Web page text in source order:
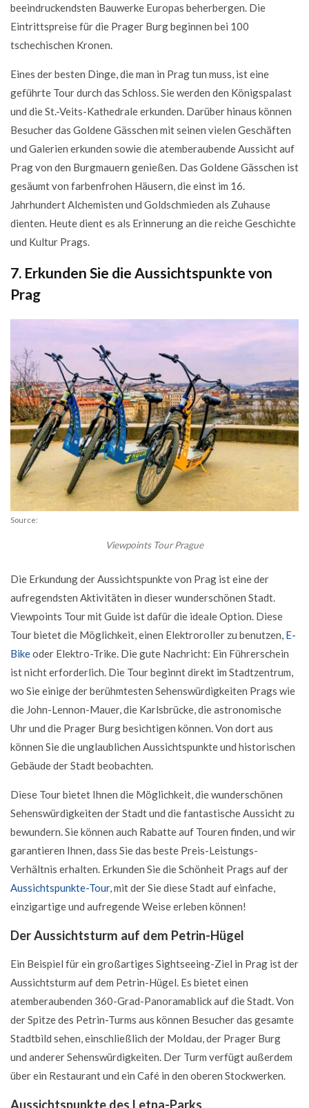
beeindruckendsten Bauwerke Europas beherbergen. Die
Eintrittspreise für die Prager Burg beginnen bei 100
tschechischen Kronen.
Eines der besten Dinge, die man in Prag tun muss, ist eine
geführte Tour durch das Schloss. Sie werden den Königspalast
und die St.-Veits-Kathedrale erkunden. Darüber hinaus können
Besucher das Goldene Gässchen mit seinen vielen Geschäften
und Galerien erkunden sowie die atemberaubende Aussicht auf
Prag von den Burgmauern genießen. Das Goldene Gässchen ist
gesäumt von farbenfrohen Häusern, die einst im 16.
Jahrhundert Alchemisten und Goldschmieden als Zuhause
dienten. Heute dient es als Erinnerung an die reiche Geschichte
und Kultur Prags.
7. Erkunden Sie die Aussichtspunkte von
Prag
Source:
Viewpoints Tour Prague
Die Erkundung der Aussichtspunkte von Prag ist eine der
aufregendsten Aktivitäten in dieser wunderschönen Stadt.
Viewpoints Tour mit Guide ist dafür die ideale Option. Diese
Tour bietet die Möglichkeit, einen Elektroroller zu benutzen, E-
Bikeoder Elektro-Trike. Die gute Nachricht: Ein Führerschein
ist nicht erforderlich. Die Tour beginnt direkt im Stadtzentrum,
wo Sie einige der berühmtesten Sehenswürdigkeiten Prags wie
die John-Lennon-Mauer, die Karlsbrücke, die astronomische
Uhr und die Prager Burg besichtigen können. Von dort aus
können Sie die unglaublichen Aussichtspunkte und historischen
Gebäude der Stadt beobachten.
Diese Tour bietet Ihnen die Möglichkeit, die wunderschönen
Sehenswürdigkeiten der Stadt und die fantastische Aussicht zu
bewundern. Sie können auch Rabatte auf Touren finden, und wir
garantieren Ihnen, dass Sie das beste Preis-Leistungs-
Verhältnis erhalten. Erkunden Sie die Schönheit Prags auf der
Aussichtspunkte-Tour, mit der Sie diese Stadt auf einfache,
einzigartige und aufregende Weise erleben können!
Der Aussichtsturm auf dem Petrin-Hügel
Ein Beispiel für ein großartiges Sightseeing-Ziel in Prag ist der
Aussichtsturm auf dem Petrin-Hügel. Es bietet einen
atemberaubenden 360-Grad-Panoramablick auf die Stadt. Von
der Spitze des Petrin-Turms aus können Besucher das gesamte
Stadtbild sehen, einschließlich der Moldau, der Prager Burg
und anderer Sehenswürdigkeiten. Der Turm verfügt außerdem
über ein Restaurant und ein Café in den oberen Stockwerken.
Aussichtspunkte des Letna-Parks